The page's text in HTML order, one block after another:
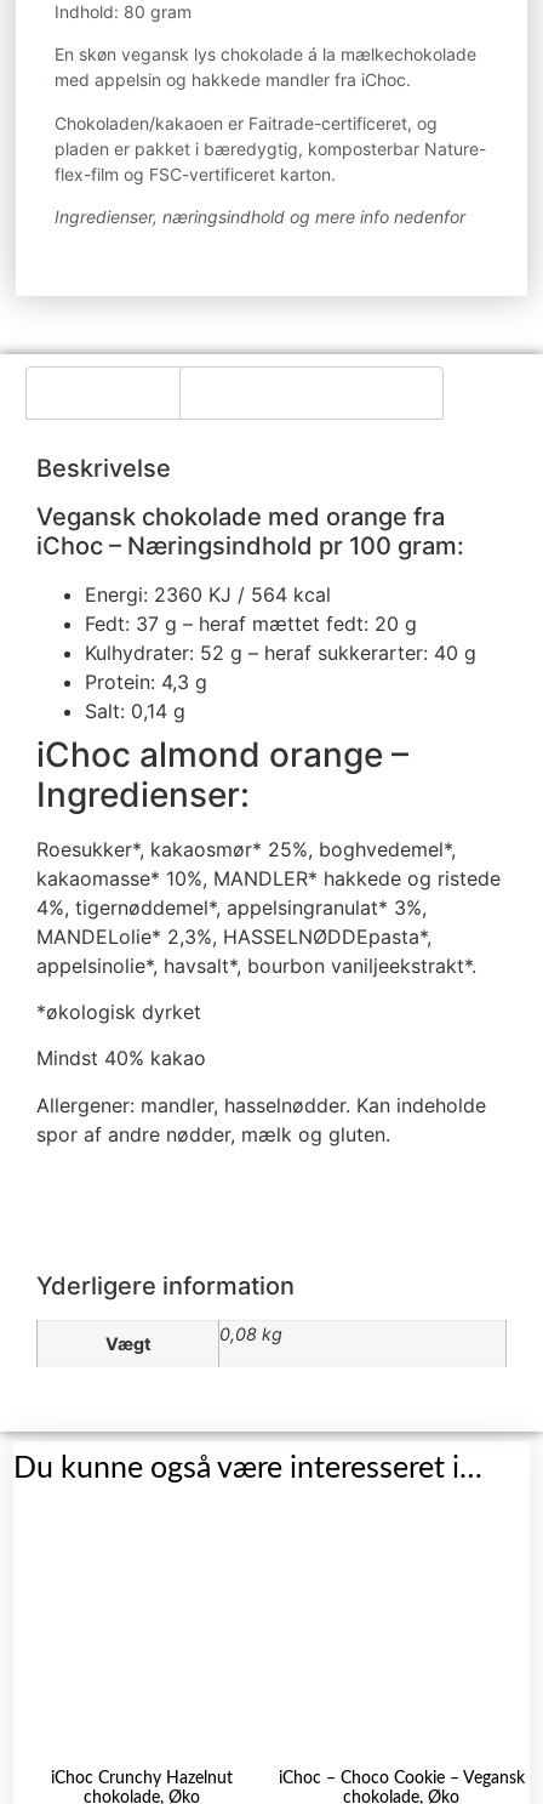
Indhold: 80 gram
En skøn vegansk lys chokolade á la mælkechokolade
med appelsin og hakkede mandler fra iChoc.
Chokoladen/kakaoen er Faitrade-certificeret, og
pladen er pakket i bæredygtig, komposterbar Nature-
flex-film og FSC-vertificeret karton.
Ingredienser, næringsindhold og mere info nedenfor
Beskrivelse
Vegansk chokolade med orange fra
iChoc – Næringsindhold pr 100 gram:
Energi: 2360 KJ / 564 kcal
Fedt: 37 g – heraf mættet fedt: 20 g
Kulhydrater: 52 g – heraf sukkerarter: 40 g
Protein: 4,3 g
Salt: 0,14 g
iChoc almond orange –
Ingredienser:
Roesukker*, kakaosmør* 25%, boghvedemel*,
kakaomasse* 10%, MANDLER* hakkede og ristede
4%, tigernøddemel*, appelsingranulat* 3%,
MANDELolie* 2,3%, HASSELNØDDEpasta*,
appelsinolie*, havsalt*, bourbon vaniljeekstrakt*.
*økologisk dyrket
Mindst 40% kakao
Allergener: mandler, hasselnødder. Kan indeholde
spor af andre nødder, mælk og gluten.
Yderligere information
Vægt 0,08 kg
Du kunne også være interesseret i…
iChoc Crunchy Hazelnut
chokolade, Øko
iChoc – Choco Cookie – Vegansk
chokolade, Øko